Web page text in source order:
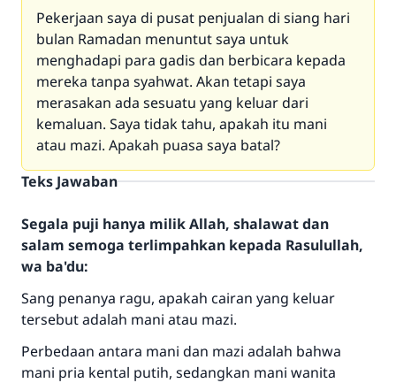
Pekerjaan saya di pusat penjualan di siang hari
bulan Ramadan menuntut saya untuk
menghadapi para gadis dan berbicara kepada
mereka tanpa syahwat. Akan tetapi saya
merasakan ada sesuatu yang keluar dari
kemaluan. Saya tidak tahu, apakah itu mani
atau mazi. Apakah puasa saya batal?
Teks Jawaban
Segala puji hanya milik Allah, shalawat dan
salam semoga terlimpahkan kepada Rasulullah,
wa ba'du:
Sang penanya ragu, apakah cairan yang keluar
tersebut adalah mani atau mazi.
Perbedaan antara mani dan mazi adalah bahwa
mani pria kental putih, sedangkan mani wanita